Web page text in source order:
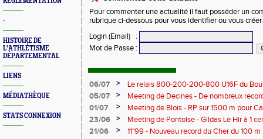
-
HISTOIRE DE
L'ATHLÉTISME
DÉPARTEMENTAL
LIENS
MÉDIATHÈQUE
STATS CONNEXION
Pour commenter une actualité il faut posséder un
rubrique ci-dessous pour vous identifier ou vous
Login (Email)
:
Mot de Passe :
06/07 >
Le relais 800-200-200-800 U16F du
champion de France
05/07 >
Meeting de Decines - De nombreux
01/07
>
Meeting de Blois - RP sur 1500 m pour
23/06
>
Meeting de Pontoise - Gildas Le Hir à 1
Cher sur 800 m
21/06 >
11"99 - Nouveau record du Cher du 100